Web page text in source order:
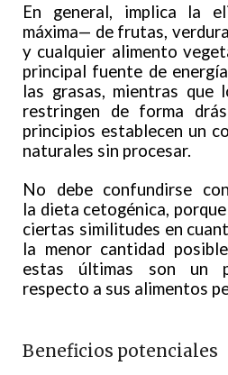
En general, implica la
máxima— de frutas,
y cualquier alimento
principal fuente de
las grasas, mientras que
restringen de forma
principios establecen un
naturales sin procesar.
No debe confundirse
la dieta cetogénica,
ciertas similitudes en
la menor cantidad
estas últimas son un
respecto a sus alimentos
Beneficios potenciales